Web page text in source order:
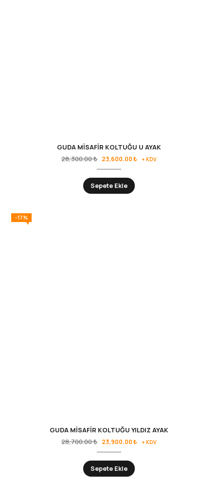
GUDA MİSAFİR KOLTUĞU U AYAK
28,300.00₺ 23,600.00₺ + KDV
Sepete Ekle
-17%
GUDA MİSAFİR KOLTUĞU YILDIZ AYAK
28,700.00₺ 23,900.00₺ + KDV
Sepete Ekle